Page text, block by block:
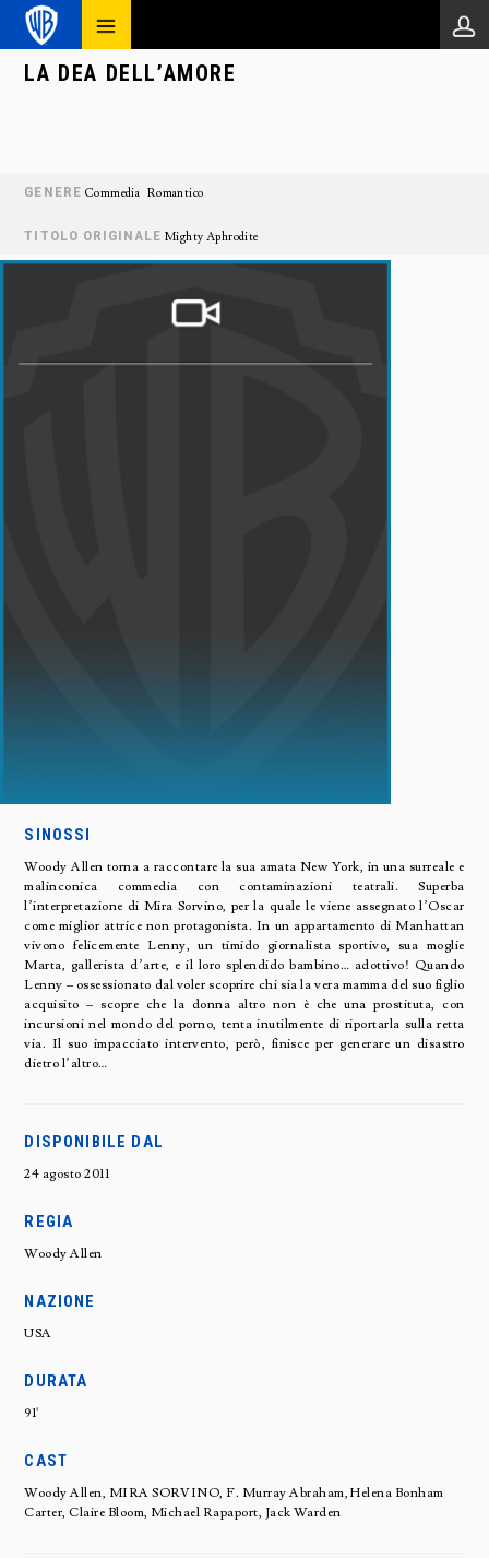
LA DEA DELL’AMORE
GENERE Commedia Romantico
TITOLO ORIGINALE Mighty Aphrodite
SINOSSI
Woody Allen torna a raccontare la sua amata New York, in una surreale e
malinconica commedia con contaminazioni teatrali. Superba
l’interpretazione di Mira Sorvino, per la quale le viene assegnato l’Oscar
come miglior attrice non protagonista. In un appartamento di Manhattan
vivono felicemente Lenny, un timido giornalista sportivo, sua moglie
Marta, gallerista d’arte, e il loro splendido bambino… adottivo! Quando
Lenny – ossessionato dal voler scoprire chi sia la vera mamma del suo figlio
acquisito – scopre che la donna altro non è che una prostituta, con
incursioni nel mondo del porno, tenta inutilmente di riportarla sulla retta
via. Il suo impacciato intervento, però, finisce per generare un disastro
dietro l’altro…
DISPONIBILE DAL
24 agosto 2011
REGIA
Woody Allen
NAZIONE
USA
DURATA
91'
CAST
Woody Allen, MIRA SORVINO, F. Murray Abraham, Helena Bonham
Carter, Claire Bloom, Michael Rapaport, Jack Warden